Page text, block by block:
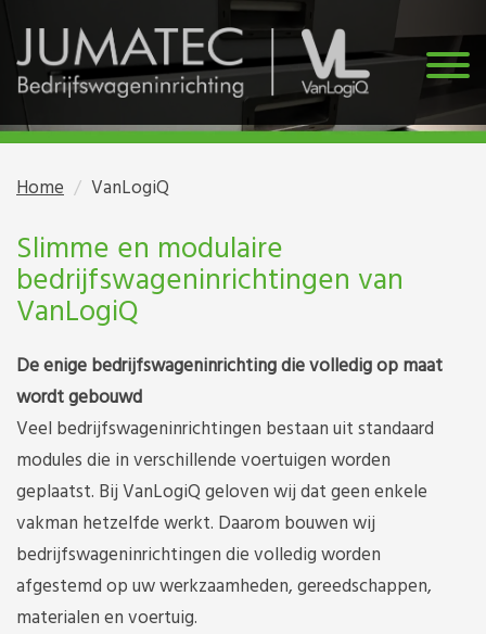
Home VanLogiQ
Slimme en modulaire
bedrijfswageninrichtingen van
VanLogiQ
De enige bedrijfswageninrichting die volledig op maat
wordt gebouwd
Veel bedrijfswageninrichtingen bestaan uit standaard
modules die in verschillende voertuigen worden
geplaatst. Bij VanLogiQ geloven wij dat geen enkele
vakman hetzelfde werkt. Daarom bouwen wij
bedrijfswageninrichtingen die volledig worden
afgestemd op uw werkzaamheden, gereedschappen,
materialen en voertuig.